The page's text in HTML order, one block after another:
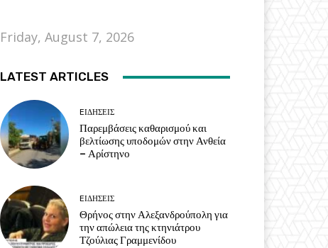
Friday, August 7, 2026
LATEST ARTICLES
EΙΔΗΣΕΙΣ
Παρεμβάσεις καθαρισμού και
βελτίωσης υποδομών στην Ανθεία
– Αρίστηνο
EΙΔΗΣΕΙΣ
Θρήνος στην Αλεξανδρούπολη για
την απώλεια της κτηνιάτρου
Τζούλιας Γραμμενίδου